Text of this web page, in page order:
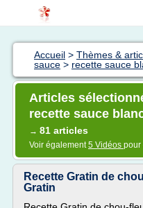
Accueil > Thèmes &
sauce > recette sauce
Articles
recette sauce
→ 81 articles
Voir également5 Vidéos pour
Recette Gratin de
Gratin